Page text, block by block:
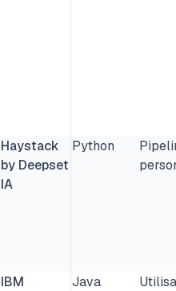
Haystack
by Deepset
IA
Python
IBM
Java